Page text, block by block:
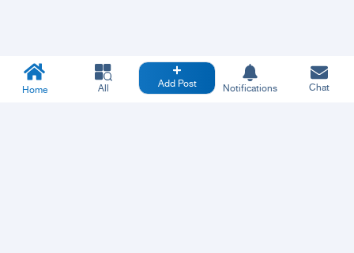
Home All Add Post Notifications Chat